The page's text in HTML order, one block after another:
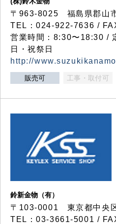
〒963-8025 福島県郡山
TEL：024-922-7636 /
営業時間：8:30〜18:30 /
日・祝祭日
http://
販売可 工事・取付可
鈴新金物（有）
〒103-0001 東京都中央
TEL：03-3661-5001 /